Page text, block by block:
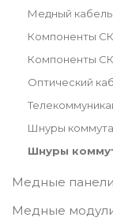
Медный кабель
Компоненты
Компоненты
Оптический
Шнуры
Шнуры
Медные
Медные